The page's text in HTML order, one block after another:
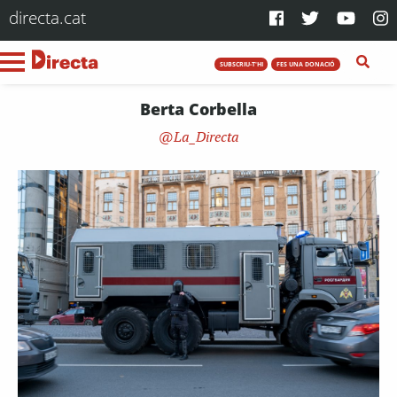
directa.cat
SUBSCRIU-T'HI FES UNA DONACIÓ
Berta Corbella
La_Directa